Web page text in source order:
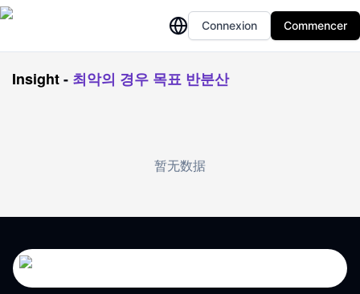
Connexion Commencer
Insight- 최악의 경우 목표 반분산
暂无数据